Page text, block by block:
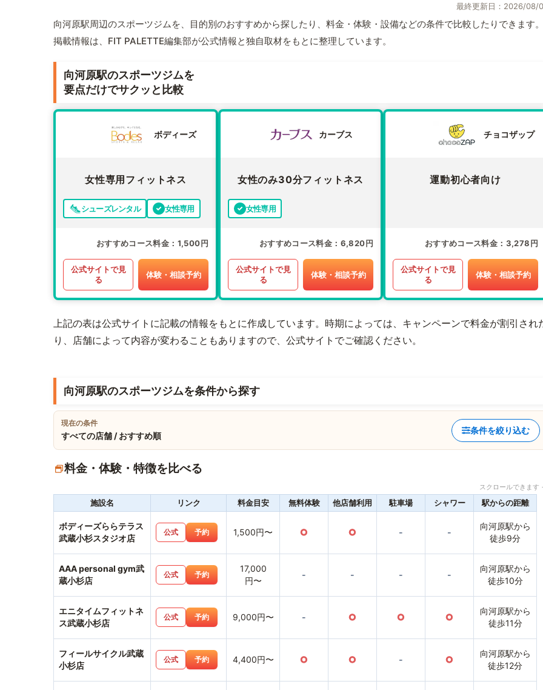
最終更新日：2026/08/
向河原駅周辺のスポーツジムを、目的別のおすすめから探したり、料金・体験・設備などの条件で比較したりできます
掲載情報は、FIT PALETTE編集部が公式情報と独自取材をもとに整理しています。
向河原駅のスポーツジムを
要点だけでサクッと比較
ボディーズ
女性専用フィットネス
シューズレンタル 女性専用
おすすめコース料金 1,500円
公式サイトで見
る
体験・相談予約
カーブス
女性のみ30分フィットネス
女性専用
おすすめコース料金 6,820円
公式サイトで見
る
体験・相談予約
チョコザップ
運動初心者向け
おすすめコース料金 3,278円
公式サイトで見
る
体験・相談予約
上記の表は公式サイトに記載の情報をもとに作成しています。時期によっては、キャンペーンで料金が割引され
り、店舗によって内容が変わることもありますので、公式サイトでご確認ください。
向河原駅のスポーツジムを条件から探す
現在の条件
すべての店舗 / おすすめ順
条件を絞り込む
料金・体験・特徴を比べる
スクロールできま
施設名 リンク 料金目安 無料体験 他店舗利用 駐車場 シャワー 駅からの距離
ボディーズららテラス
武蔵小杉スタジオ店
公式 予約 1,500円〜 ○ ○ - -
向河原駅から
徒歩9分
AAA personal gym武
蔵小杉店
公式 予約
17,000
円〜
- - - -
向河原駅から
徒歩10分
エニタイムフィットネ
ス武蔵小杉店
公式 予約 9,000円〜 - ○ ○ ○
向河原駅から
徒歩11分
フィールサイクル武蔵
小杉店
公式 予約 4,400円〜 ○ ○ - ○
向河原駅から
徒歩12分